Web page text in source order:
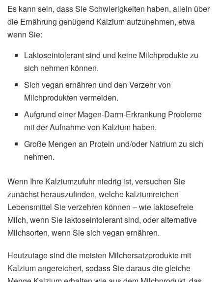
Es kann sein, dass Sie Schwierigkeiten haben, allein über
die Ernährung genügend Kalzium aufzunehmen, etwa
wenn Sie:
Laktoseintolerant sind und keine Milchprodukte zu
sich nehmen können.
Sich vegan ernähren und den Verzehr von
Milchprodukten vermeiden.
Aufgrund einer Magen-Darm-Erkrankung Probleme
mit der Aufnahme von Kalzium haben.
Große Mengen an Protein und/oder Natrium zu sich
nehmen.
Wenn Ihre Kalziumzufuhr niedrig ist, versuchen Sie
zunächst herauszufinden, welche kalziumreichen
Lebensmittel Sie verzehren können – wie laktosefreie
Milch, wenn Sie laktoseintolerant sind, oder alternative
Milchsorten, wenn Sie sich vegan ernähren.
Heutzutage sind die meisten Milchersatzprodukte mit
Kalzium angereichert, sodass Sie daraus die gleiche